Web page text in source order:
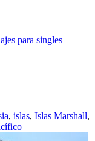
, islas, Islas Marshall,